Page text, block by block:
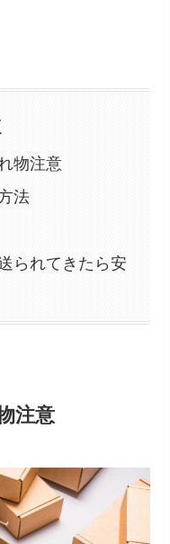
物注意
法
られてきたら安
注意